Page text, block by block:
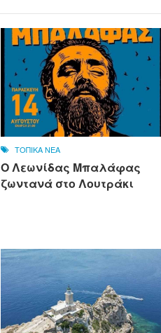
ΤΟΠΙΚΑ ΝΕΑ
Ο Λεωνίδας Μπαλάφας
ζωντανά στο Λουτράκι